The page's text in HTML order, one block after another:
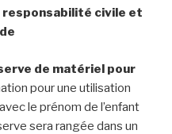
civile et
de matériel pour
pour une utilisation
le prénom de l’enfant
sera rangée dans un